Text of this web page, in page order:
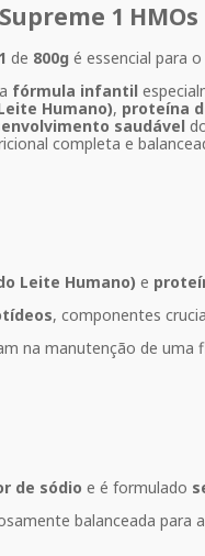
1 HMOs
de 800g é essencial para o
fórmula infantil
Humano), proteína
saudável
completa e
Leite Humano) e
, componentes
na manutenção de
de sódio e é formulado
balanceada para